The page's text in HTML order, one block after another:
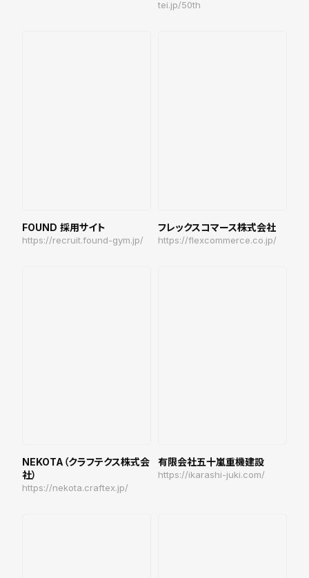
tei.jp/50th
FOUND 採用サイト
https://recruit.found-gym.jp/
フレックスコマース株式会社
https://flexcommerce.co.jp/
NEKOTA（クラフテクス株式会
社）
https://nekota.craftex.jp/
有限会社五十嵐重機建設
https://ikarashi-juki.com/